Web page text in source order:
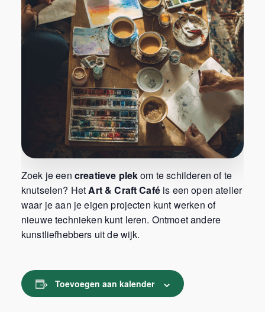
Zoek je een creatieve plekom te schilderen of te
knutselen? HetArt & Craft Caféis een open atelier
waar je aan je eigen projecten kunt werken of
nieuwe technieken kunt leren. Ontmoet andere
kunstliefhebbers uit de wijk.
Toevoegen aan kalender